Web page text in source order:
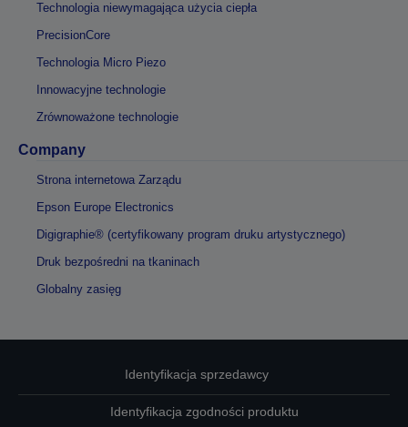
Technologia niewymagająca użycia ciepła
PrecisionCore
Technologia Micro Piezo
Innowacyjne technologie
Zrównoważone technologie
Company
Strona internetowa Zarządu
Epson Europe Electronics
Digigraphie® (certyfikowany program druku artystycznego)
Druk bezpośredni na tkaninach
Globalny zasięg
Identyfikacja sprzedawcy
Identyfikacja zgodności produktu